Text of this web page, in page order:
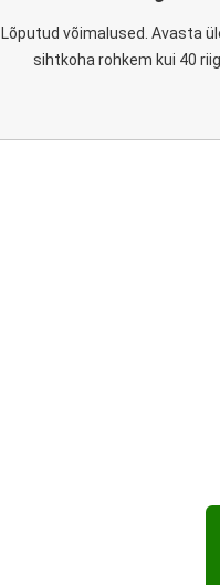
Lõputud võimalused. Avasta
sihtkoha rohkem kui 40